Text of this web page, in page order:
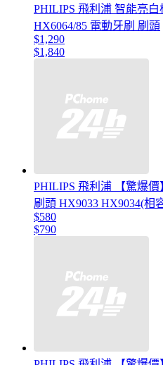
PHILIPS 飛利浦 智能亮
HX6064/85 電動牙刷 刷頭
$1,290
$1,840
PHILIPS 飛利浦 【驚爆價
刷頭 HX9033 HX9034(相
$580
$790